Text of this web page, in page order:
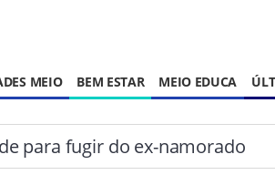
MEIO BEM ESTAR MEIO EDUCA
para fugir do ex-namorado